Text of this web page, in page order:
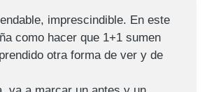
imprescindible. En este
como hacer que 1+1 sumen
otra forma de ver y de